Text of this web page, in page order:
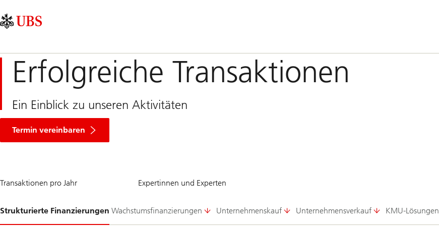
Area
Erfolgreiche Transaktionen
Ein Einblick zu unseren Aktivitäten
Termin vereinbaren
Transaktionen pro Jahr
150
Expertinnen und Experten
Strukturierte Finanzierungen Wachstumsfinanzierungen Unternehmenskauf Unternehmensverkauf KMU-Lösungen
1-